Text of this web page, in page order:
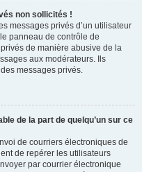
non sollicités !
messages privés d’un utilisateur
panneau de contrôle de
de manière abusive de la
aux modérateurs. Ils
messages privés.
de la part de quelqu’un sur ce
de courriers électroniques de
de repérer les utilisateurs
par courrier électronique